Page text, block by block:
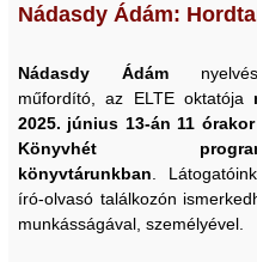
Nádasdy Ádám:
Nádasdy Ádám
műfordító, az ELTE oktatója
2025. június 13-án 11 órakor
Könyvhét
könyvtárunkban .
író-olvasó találkozón
munkásságával, személyével.